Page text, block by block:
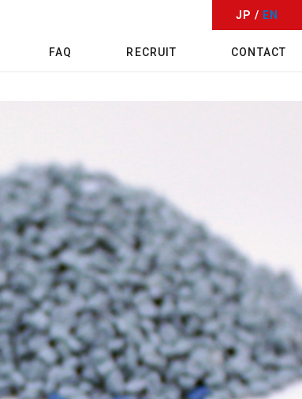
FAQ RECRUIT CONTACT
JP / EN